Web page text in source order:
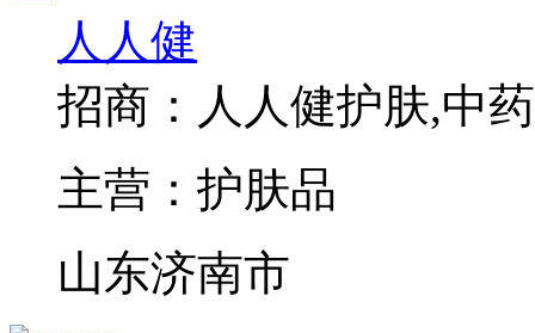
人人健
招商： 人人健护肤,中
主营： 护肤品
山东济南市